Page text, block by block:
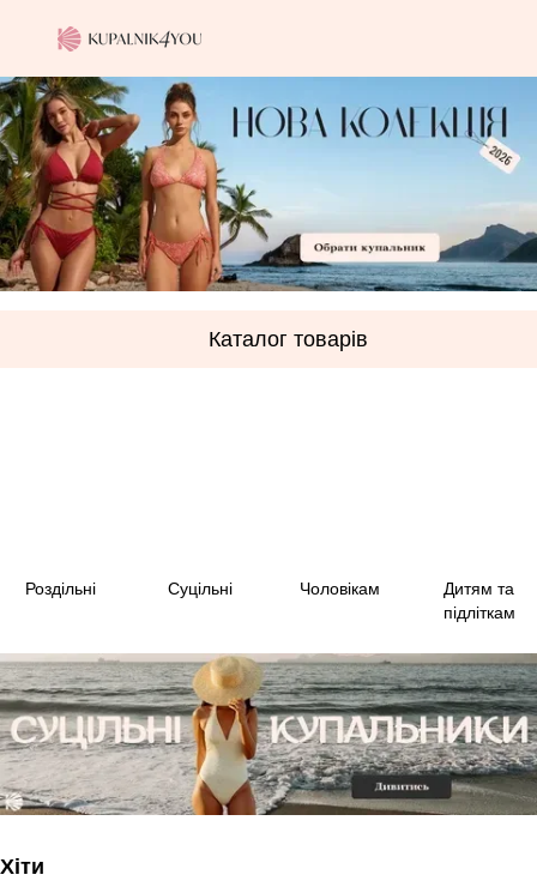
Каталог товарів
Роздільні Суцільні Чоловікам
Дитям та
підліткам
Хіти